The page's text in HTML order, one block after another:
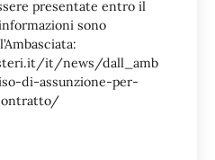
presentate entro il
sono
it/news/dall_amb
di-assunzione-per-